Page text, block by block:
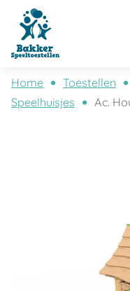
Home Toestellen
Speelhuisjes
Ac.